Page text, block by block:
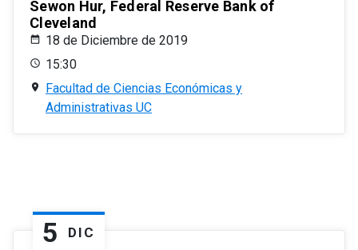
Sewon Hur, Federal Reserve Bank of
Cleveland
18 de Diciembre de 2019
15:30
Facultad de Ciencias Económicas y
Administrativas UC
5 DIC